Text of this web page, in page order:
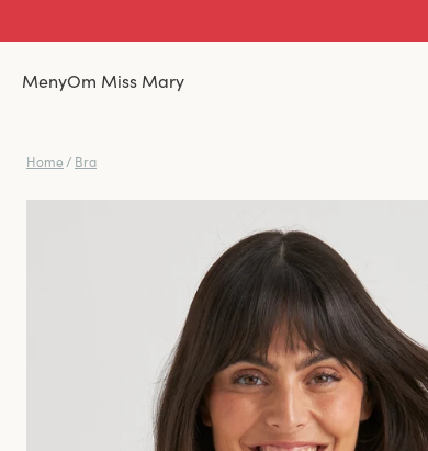
MenyOm Miss Mary
Home / Bra